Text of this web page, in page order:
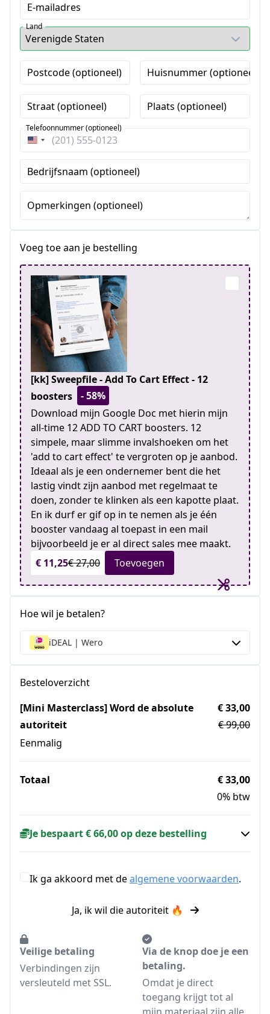
E-mailadres
Land
Postcode (optioneel) Huisnummer (optioneel)
Straat (optioneel) Plaats (optioneel)
Verenigde
Staten
+1
Telefoonnummer (optioneel)
Bedrijfsnaam (optioneel)
Opmerkingen (optioneel)
Voeg toe aan je bestelling
[kk] Sweepfile - Add To Cart Effect - 12
boosters
- 58%
Download mijn Google Doc met hierin mijn
all-time 12 ADD TO CART boosters. 12
simpele, maar slimme invalshoeken om het
'add to cart effect' te vergroten op je aanbod.
Ideaal als je een ondernemer bent die het
lastig vindt zijn aanbod met regelmaat te
doen, zonder te klinken als een kapotte plaat.
En ik durf er gif op in te nemen als je één
booster vandaag al toepast in een mail
bijvoorbeeld je er al direct sales mee maakt.
€ 11,25€ 27,00 Toevoegen
Hoe wil je betalen?
iDEAL | Wero
Besteloverzicht
[Mini Masterclass] Word de absolute
autoriteit
Eenmalig
€ 33,00
€ 99,00
Totaal
€ 33,00
0% btw
Je bespaart € 66,00 op deze bestelling
Ik ga akkoord met dealgemene voorwaarden.
Ja, ik wil die autoriteit 🔥
Veilige betaling
Verbindingen zijn
versleuteld met SSL.
Via de knop doe je een
betaling.
Omdat je direct
toegang krijgt tot al